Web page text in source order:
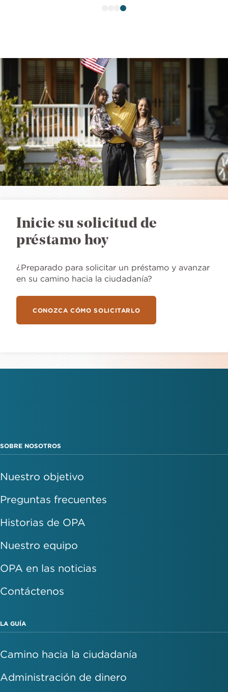
34
Inicie su solicitud de
préstamo hoy
¿Preparado para solicitar un préstamo y avanzar
en su camino hacia la ciudadanía?
CONOZCA CÓMO SOLICITARLO
SOBRE NOSOTROS
Nuestro objetivo
Preguntas frecuentes
Historias de OPA
Nuestro equipo
OPA en las noticias
Contáctenos
LA GUÍA
Camino hacia la ciudadanía
Administración de dinero